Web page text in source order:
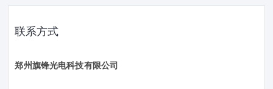
联系方式
郑州旗锋光电科技有限公司